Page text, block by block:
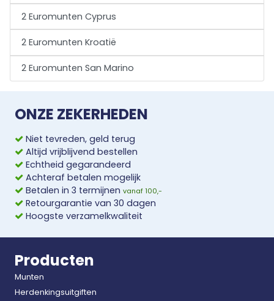
2 Euromunten Cyprus
2 Euromunten Kroatië
2 Euromunten San Marino
ONZE ZEKERHEDEN
Niet tevreden, geld terug
Altijd vrijblijvend bestellen
Echtheid gegarandeerd
Achteraf betalen mogelijk
Betalen in 3 termijnen vanaf 100,-
Retourgarantie van 30 dagen
Hoogste verzamelkwaliteit
Producten
Munten
Herdenkingsuitgiften